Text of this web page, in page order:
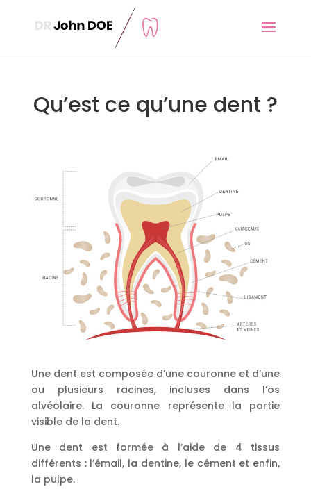
Qu’est ce qu’une dent ?
Une dent est composée d’une couronne et d’une
ou plusieurs racines, incluses dans l’os
alvéolaire. La couronne représente la partie
visible de la dent.
Une dent est formée à l’aide de 4 tissus
différents : l’émail, la dentine, le cément et enfin,
la pulpe.